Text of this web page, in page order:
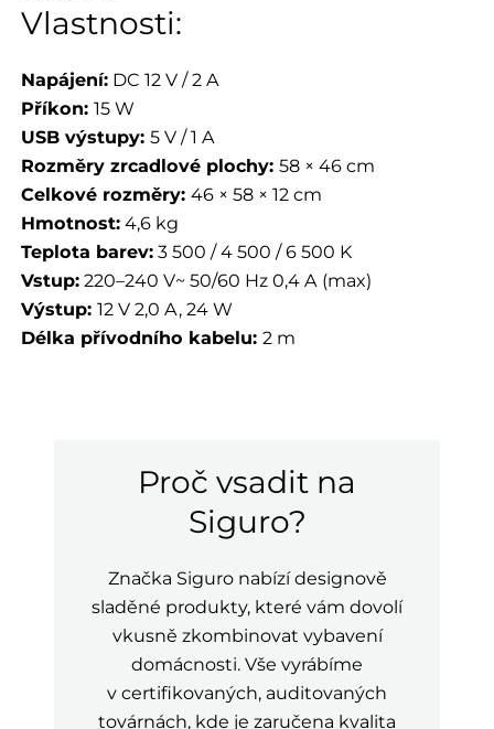
Vlastnosti:
Napájení:DC 12 V / 2 A
Příkon: 15 W
USB výstupy: 5 V / 1 A
Rozměry zrcadlové plochy: 58 × 46 cm
Celkové rozměry: 46 × 58 × 12 cm
Hmotnost:4,6 kg
Teplota barev:3 500 / 4 500 / 6 500 K
Vstup:220–240 V~ 50/60 Hz 0,4 A (max)
Výstup: 12 V 2,0 A, 24 W
Délka přívodního kabelu: 2 m
Proč vsadit na
Siguro?
Značka Siguro nabízí designově
sladěné produkty, které vám dovolí
vkusně zkombinovat vybavení
domácnosti. Vše vyrábíme
v certifikovaných, auditovaných
továrnách, kde je zaručena kvalita